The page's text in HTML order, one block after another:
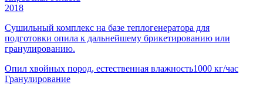
2018
Сушильный комплекс на базе теплогенератора для
подготовки опила к дальнейшему брикетированию или
гранулированию.
Опил хвойных пород, естественная влажность1000 кг/час
Гранулирование